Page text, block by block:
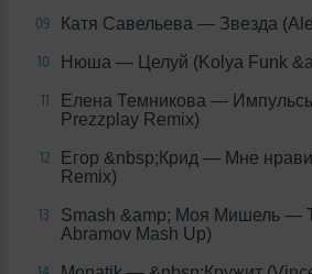
09 Катя Савельева — Звезда
10 Нюша — Целуй (Kolya Funk
11 Елена Темникова —
Prezzplay Remix)
12 Егор &nbsp;Крид — Мне
Remix)
13 Smash &amp; Моя Мишель —
Abramov Mash Up)